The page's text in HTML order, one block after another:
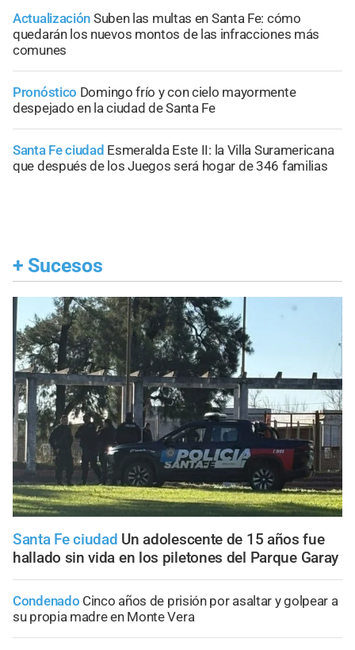
Actualización Suben las multas en Santa Fe: cómo
quedarán los nuevos montos de las infracciones más
comunes
Pronóstico Domingo frío y con cielo mayormente
despejado en la ciudad de Santa Fe
Santa Fe ciudad Esmeralda Este II: la Villa Suramericana
que después de los Juegos será hogar de 346 familias
+ Sucesos
Santa Fe ciudad Un adolescente de 15 años fue
hallado sin vida en los piletones del Parque Garay
Condenado Cinco años de prisión por asaltar y golpear a
su propia madre en Monte Vera